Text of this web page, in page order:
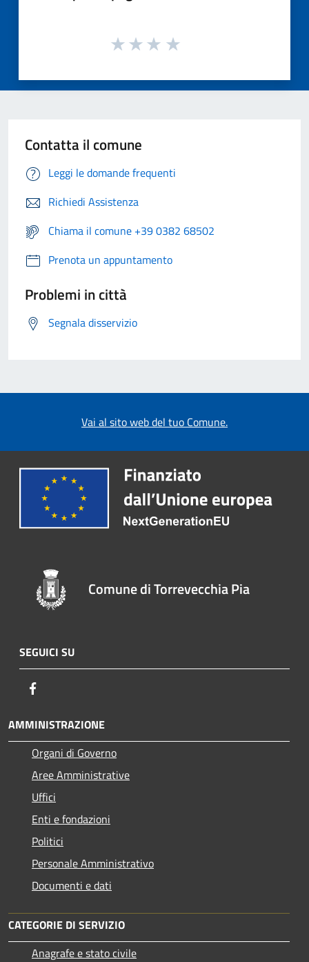
Contatta il comune
Leggi le domande frequenti
Richiedi Assistenza
Chiama il comune +39 0382 68502
Prenota un appuntamento
Problemi in città
Segnala disservizio
Vai al sito web del tuo Comune.
Comune di Torrevecchia Pia
SEGUICI SU
AMMINISTRAZIONE
Organi di Governo
Aree Amministrative
Uffici
Enti e fondazioni
Politici
Personale Amministrativo
Documenti e dati
CATEGORIE DI SERVIZIO
Anagrafe e stato civile